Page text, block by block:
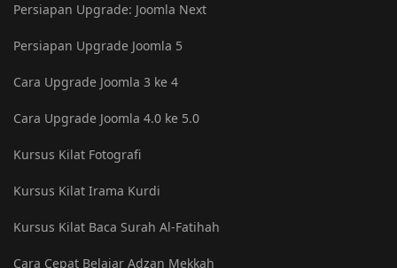
Persiapan Upgrade: Joomla Next
Persiapan Upgrade Joomla 5
Cara Upgrade Joomla 3 ke 4
Cara Upgrade Joomla 4.0 ke 5.0
Kursus Kilat Fotografi
Kursus Kilat Irama Kurdi
Kursus Kilat Baca Surah Al-Fatihah
Cara Cepat Belajar Adzan Mekkah